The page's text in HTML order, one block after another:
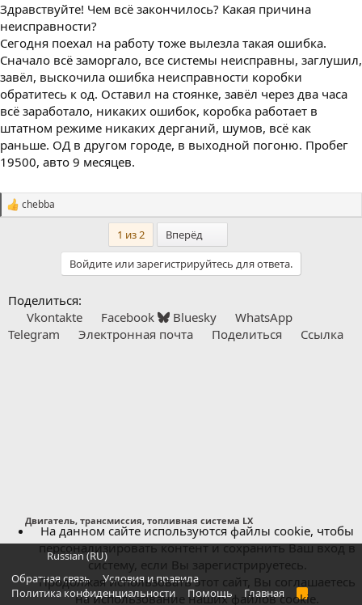
Здравствуйте! Чем всё закончилось? Какая причина
неисправности?
Сегодня поехал на работу тоже вылезла такая ошибка.
Сначало всё заморгало, все системы неисправны, заглушил,
завёл, выскочила ошибка неисправности коробки
обратитесь к од. Оставил на стоянке, завёл через два часа
всё заработало, никаких ошибок, коробка работает в
штатном режиме никаких дерганий, шумов, всё как
раньше. ОД в другом городе, в выходной погоню. Пробег
19500, авто 9 месяцев.
С
и
chebba
1 из 2 Вперёд
Войдите или зарегистрируйтесь для ответа.
Поделиться:
Vkontakte
Facebook Bluesky
WhatsApp
Telegram
Электронная почта Поделиться Ссылка
Двигатель, трансмиссия, топливная система LX
Russian (RU)
Обратная связь
Условия и правила
Политика конфиденциальности
Помощь Главная
R
На данном сайте используются файлы cookie, чтобы
персонализировать контент и сохранить Ваш вход в
систему, если Вы зарегистрируетесь.
Продолжая использовать этот сайт, Вы соглашаетесь
на использование наших файлов cookie.